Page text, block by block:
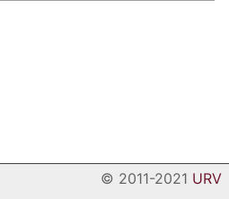
© 2011-2021 URV